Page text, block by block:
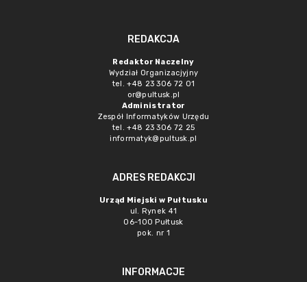
REDAKCJA
Redaktor Naczelny
Wydział Organizacjyjny
tel. +48 23 306 72 01
or@pultusk.pl
Administrator
Zespół Informatyków Urzędu
tel. +48 23 306 72 25
informatyk@pultusk.pl
ADRES REDAKCJI
Urząd Miejski w Pułtusku
ul. Rynek 41
06-100 Pułtusk
pok. nr 1
INFORMACJE